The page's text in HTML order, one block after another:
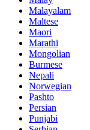
Malayalam
Maltese
Maori
Marathi
Mongolian
Burmese
Nepali
Norwegian
Pashto
Persian
Punjabi